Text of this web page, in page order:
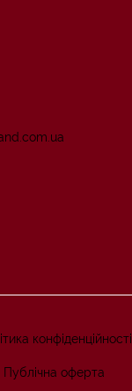
конфіденційності
Публічна оферта